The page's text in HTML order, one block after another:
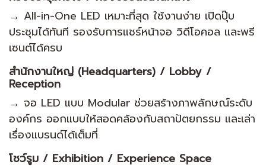
→ All-in-One LED เหมาะที่สุด ใช้งานง่าย เปิดปุ๊บ
ประชุมได้ทันที รองรับการแชร์หน้าจอ วิดีโอคอล และพรี
เซนต์ได้ครบ
สำนักงานใหญ่ (Headquarters) / Lobby /
Reception
→ จอ LED แบบ Modular ช่วยสร้างภาพลักษณ์ระดับ
องค์กร ออกแบบให้สอดคล้องกับสถาปัตยกรรม และเล่า
เรื่องแบรนด์ได้เต็มที่
โชว์รูม / Exhibition / Experience Space